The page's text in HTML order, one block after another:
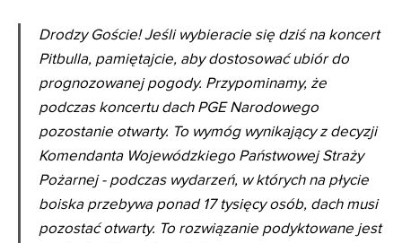
Drodzy Goście! Jeśli wybieracie się dziś na koncert
Pitbulla, pamiętajcie, aby dostosować ubiór do
prognozowanej pogody. Przypominamy, że
podczas koncertu dach PGE Narodowego
pozostanie otwarty. To wymóg wynikający z decyzji
Komendanta Wojewódzkiego Państwowej Straży
Pożarnej - podczas wydarzeń, w których na płycie
boiska przebywa ponad 17 tysięcy osób, dach musi
pozostać otwarty. To rozwiązanie podyktowane jest